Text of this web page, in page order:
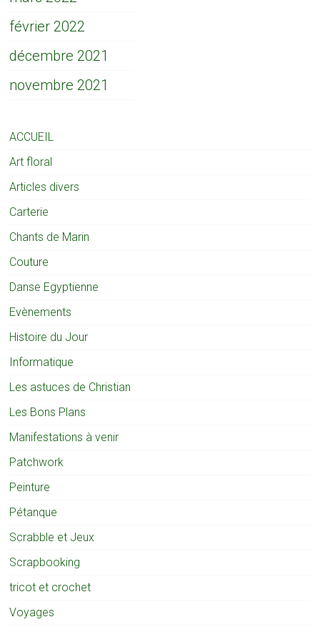
février 2022
décembre 2021
novembre 2021
ACCUEIL
Art floral
Articles divers
Carterie
Chants de Marin
Couture
Danse Egyptienne
Evènements
Histoire du Jour
Informatique
Les astuces de Christian
Les Bons Plans
Manifestations à venir
Patchwork
Peinture
Pétanque
Scrabble et Jeux
Scrapbooking
tricot et crochet
Voyages